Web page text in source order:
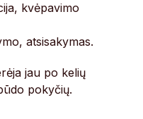
kvėpavimo
atsisakymas.
jau po kelių
pokyčių.